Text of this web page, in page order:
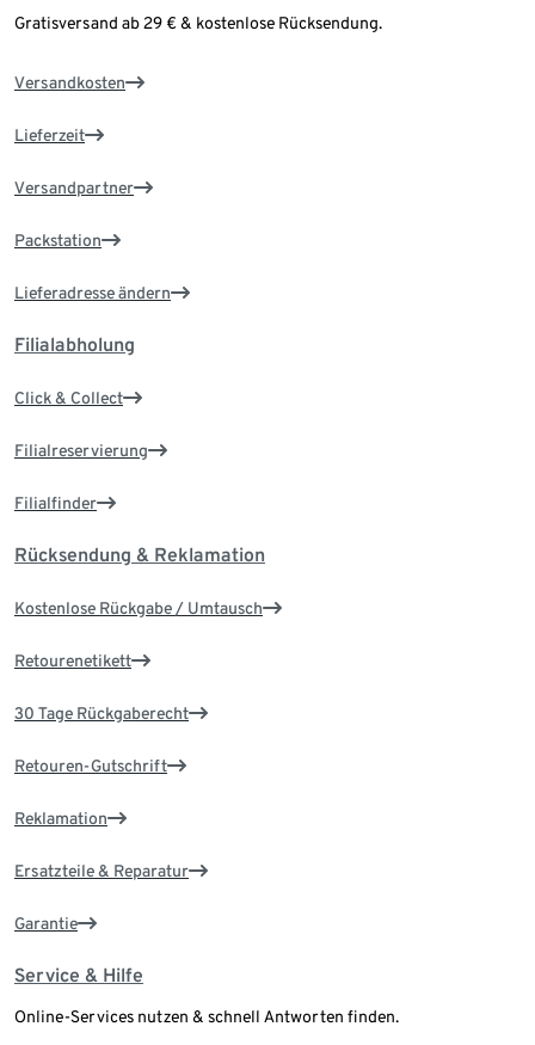
Gratisversand ab 29 € & kostenlose Rücksendung.
Versandkosten
Lieferzeit
Versandpartner
Packstation
Lieferadresse ändern
Filialabholung
Click & Collect
Filialreservierung
Filialfinder
Rücksendung & Reklamation
Kostenlose Rückgabe / Umtausch
Retourenetikett
30 Tage Rückgaberecht
Retouren-Gutschrift
Reklamation
Ersatzteile & Reparatur
Garantie
Service & Hilfe
Online-Services nutzen & schnell Antworten finden.